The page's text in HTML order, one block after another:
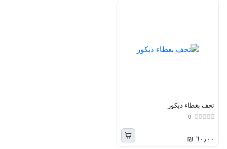
تحف بغطاء ديكور
0
٦٠٫٠٠ ₪